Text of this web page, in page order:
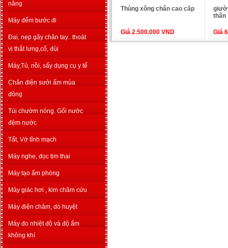
năng
Máy đếm bước đi
Đai, nẹp gãy chân tay.. thoát
vị thắt lưng,cổ, đùi
Máy,Tủ, nồi, sấy dụng cụ y tế
Chăn điện sưởi ấm mùa
đông
Túi chườm nóng. Gối nước
đệm nước
Tất, Vớ tĩnh mạch
Máy nghe, đọc tim thai
Máy tạo ẩm phòng
Máy giác hơi , kim châm cứu
Máy điện châm, dò huyệt
Máy đo nhiệt độ và độ ẩm
không khí
Thùng xông chân cao cấp
Giá 2.500.000 VND
thân
Giá